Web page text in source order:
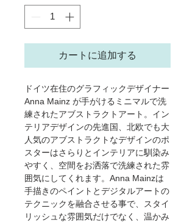
カートに追加する
ドイツ在住のグラフィックデザイナー
Anna Mainz が手がけるミニマルで洗
練されたアブストラクトアート。イン
テリアデザインの先進国、北欧でも大
人気のアブストラクトなデザインのポ
スターはさらりとインテリアに馴染み
やすく、空間をお洒落で洗練された雰
囲気にしてくれます。Anna Mainzは
手描きのペイントとデジタルアートの
テクニックを融合させる事で、スタイ
リッシュな雰囲気だけでなく、温かみ